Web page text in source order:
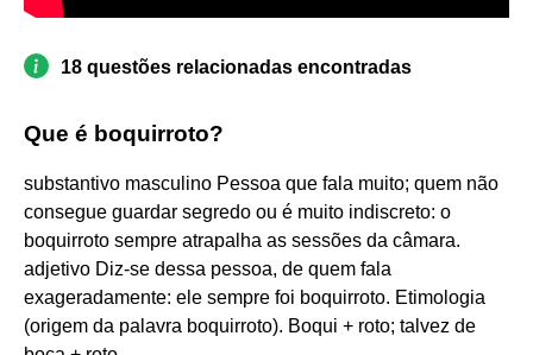
18 questões relacionadas encontradas
Que é boquirroto?
substantivo masculino Pessoa que fala muito; quem não
consegue guardar segredo ou é muito indiscreto: o
boquirroto sempre atrapalha as sessões da câmara.
adjetivo Diz-se dessa pessoa, de quem fala
exageradamente: ele sempre foi boquirroto. Etimologia
(origem da palavra boquirroto). Boqui + roto; talvez de